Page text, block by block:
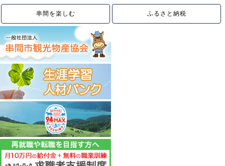
串間を楽しむ ふるさと納税